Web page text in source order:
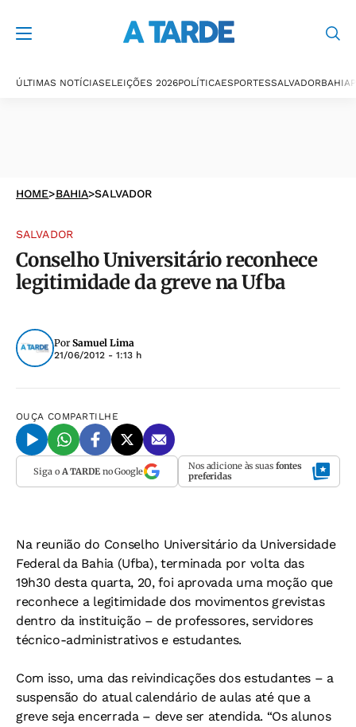
ÚLTIMAS NOTÍCIASELEIÇÕES 2026POLÍTICAESPORTESSALVADORBAHIA
HOME>BAHIA>SALVADOR
SALVADOR
Conselho Universitário reconhece
legitimidade da greve na Ufba
Por Samuel Lima
21/06/2012 - 1:13 h
OUÇA COMPARTILHE
Siga o A TARDEno Google Nos adicione às suas fontes
preferidas
Na reunião do Conselho Universitário da Universidade
Federal da Bahia (Ufba), terminada por volta das
19h30 desta quarta, 20, foi aprovada uma moção que
reconhece a legitimidade dos movimentos grevistas
dentro da instituição – de professores, servidores
técnico-administrativos e estudantes.
Com isso, uma das reivindicações dos estudantes – a
suspensão do atual calendário de aulas até que a
greve seja encerrada – deve ser atendida. “Os alunos